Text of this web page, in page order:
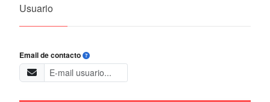
Usuario
Email de contacto Inválido